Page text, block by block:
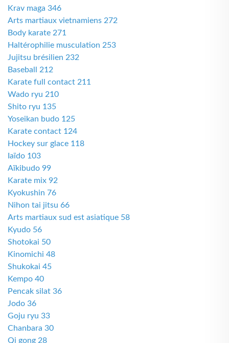
Krav maga 346
Arts martiaux vietnamiens 272
Body karate 271
Haltérophilie musculation 253
Jujitsu brésilien 232
Baseball 212
Karate full contact 211
Wado ryu 210
Shito ryu 135
Yoseikan budo 125
Karate contact 124
Hockey sur glace 118
Iaïdo 103
Aïkibudo 99
Karate mix 92
Kyokushin 76
Nihon tai jitsu 66
Arts martiaux sud est asiatique 58
Kyudo 56
Shotokai 50
Kinomichi 48
Shukokai 45
Kempo 40
Pencak silat 36
Jodo 36
Goju ryu 33
Chanbara 30
Qi gong 28